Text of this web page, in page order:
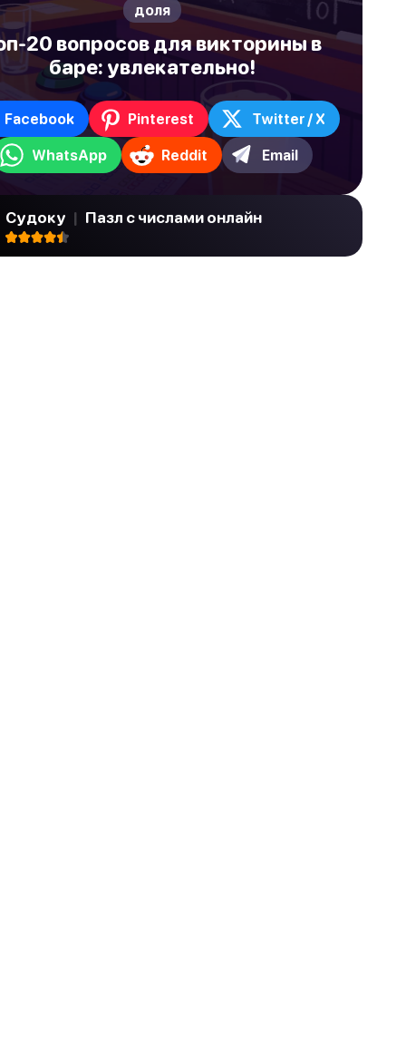
доля
20 вопросов для викторины в
баре: увлекательно!
Facebook Pinterest Twitter / X
WhatsApp Reddit Email
Судоку | Пазл с числами онлайн